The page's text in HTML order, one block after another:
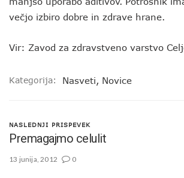
večjo izbiro dobre in zdrave hrane.
Vir: Zavod za zdravstveno varstvo
Kategorija: Nasveti, Novice
NASLEDNJI PRISPEVEK
Premagajmo celulit
13 junija, 2012 0